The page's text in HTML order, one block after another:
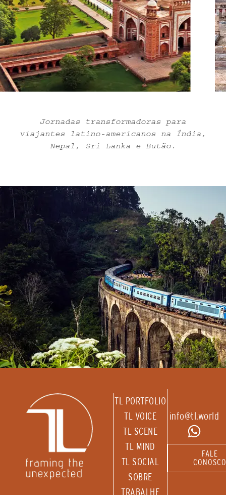
Jornadas transformadoras para
viajantes latino-americanos na Índia,
Nepal, Sri Lanka e Butão.
TL PORTFOLIO
TL VOICE
TL SCENE
TL MIND
TL SOCIAL
SOBRE
TRABALHE
info@tl.world
FALE
CONOSCO